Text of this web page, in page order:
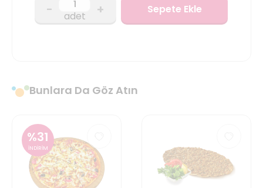
- adet + Sepete Ekle
Bunlara Da Göz Atın
%31
İNDİRİM